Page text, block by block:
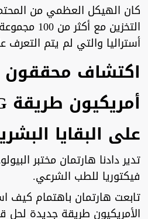
كان الهيكل العظمي من
التخزين مع
أستراليا والتي لم يتم التعرف
اكتشاف محققون
أمريكيون
على البقايا
تدير دادنا هارتمان مختبر
فيكتوريا للطب الشرعي.
تابعت هارتمان باهتمام كيف
الأمريكيون طريقة جديدة